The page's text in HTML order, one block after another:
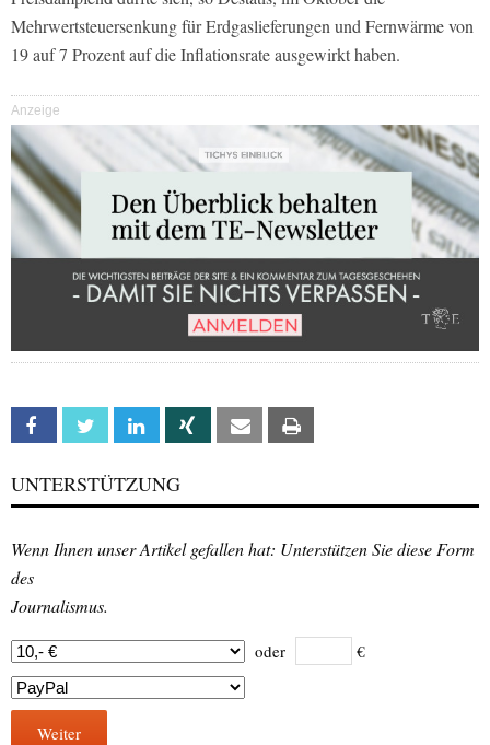
Mehrwertsteuersenkung für Erdgaslieferungen und Fernwärme von
19 auf 7 Prozent auf die Inflationsrate ausgewirkt haben.
Anzeige
Facebook Twitter Linkedin Xing Email
UNTERSTÜTZUNG
Wenn Ihnen unser Artikel gefallen hat: Unterstützen Sie diese Form
des
Journalismus.
oder €
Weiter